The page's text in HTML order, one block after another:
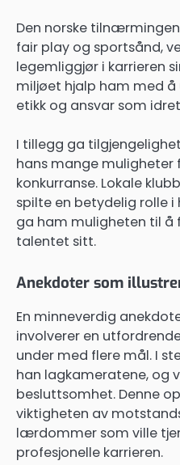
Den norske
fair play og sportsånd,
legemliggjør i karrieren
miljøet hjalp ham med å
etikk og ansvar som
I tillegg ga
hans mange muligheter
konkurranse. Lokale
spilte en betydelig rolle
ga ham muligheten til å
talentet sitt.
Anekdoter som
En minneverdig
involverer en
under med flere mål. I
han lagkameratene, og
besluttsomhet. Denne
viktigheten av
lærdommer som ville
profesjonelle karrieren.